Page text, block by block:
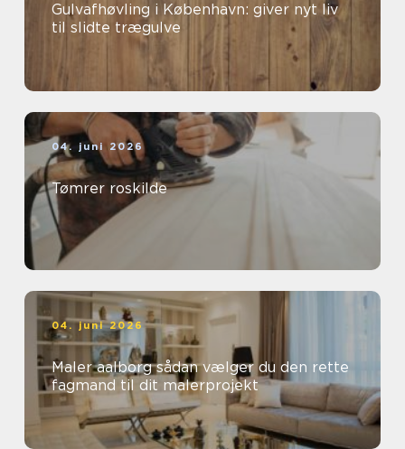
Gulvafhøvling i København: giver nyt liv
til slidte trægulve
04. juni 2026
Tømrer roskilde
04. juni 2026
Maler aalborg sådan vælger du den rette
fagmand til dit malerprojekt